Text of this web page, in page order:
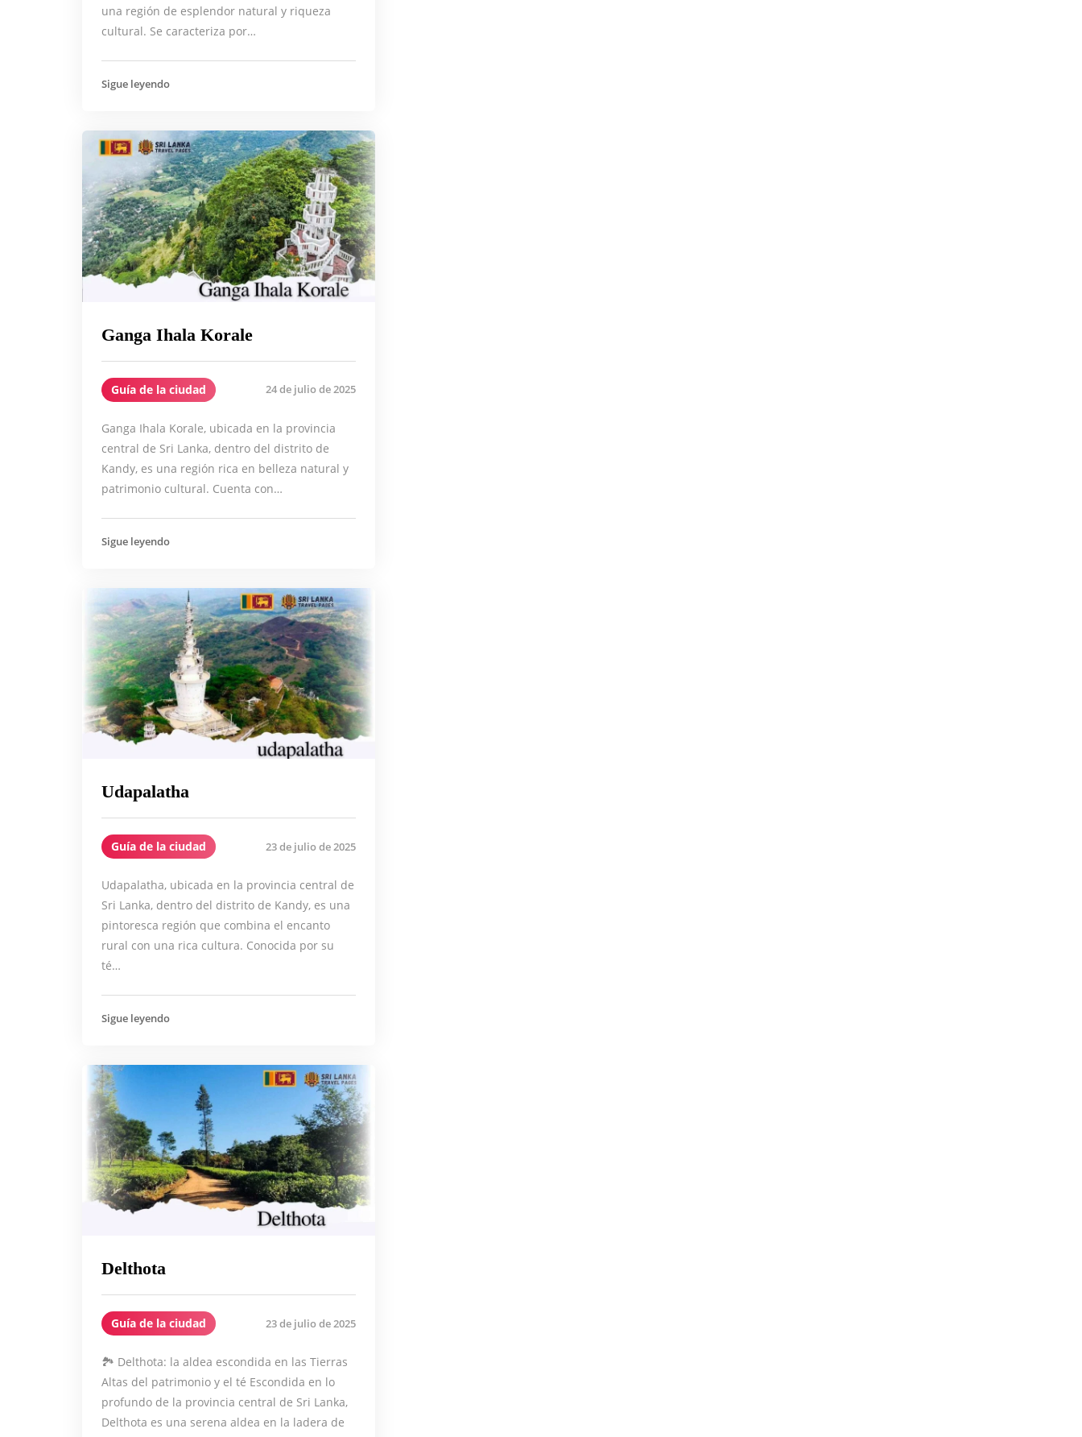
una región de esplendor natural y riqueza
cultural. Se caracteriza por…
Sigue leyendo
Ganga Ihala Korale
Guía de la ciudad 24 de julio de 2025
Ganga Ihala Korale, ubicada en la provincia
central de Sri Lanka, dentro del distrito de
Kandy, es una región rica en belleza natural y
patrimonio cultural. Cuenta con…
Sigue leyendo
Udapalatha
Guía de la ciudad 23 de julio de 2025
Udapalatha, ubicada en la provincia central de
Sri Lanka, dentro del distrito de Kandy, es una
pintoresca región que combina el encanto
rural con una rica cultura. Conocida por su
té…
Sigue leyendo
Delthota
Guía de la ciudad 23 de julio de 2025
🏞️ Delthota: la aldea escondida en las Tierras
Altas del patrimonio y el té Escondida en lo
profundo de la provincia central de Sri Lanka,
Delthota es una serena aldea en la ladera de